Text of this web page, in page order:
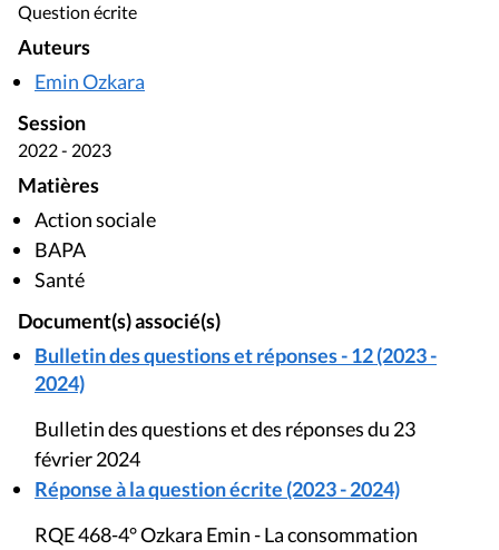
Question écrite
Auteurs
Emin Ozkara
Session
2022 - 2023
Matières
Action sociale
BAPA
Santé
Document(s) associé(s)
Bulletin des questions et réponses - 12 (2023 -
2024)
Bulletin des questions et des réponses du 23
février 2024
Réponse à la question écrite (2023 - 2024)
RQE 468-4° Ozkara Emin - La consommation